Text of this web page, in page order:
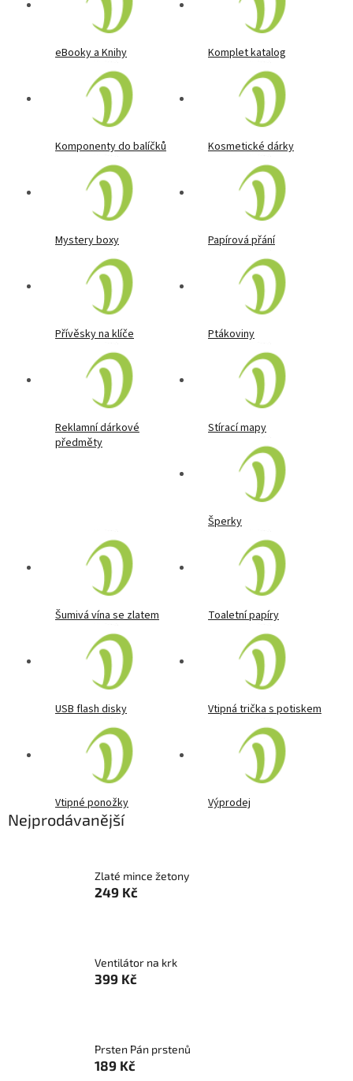
eBooky a Knihy Komplet katalog
Komponenty do balíčků Kosmetické dárky
Mystery boxy Papírová přání
Přívěsky na klíče Ptákoviny
Reklamní dárkové
předměty
Stírací mapy
Šperky
Šumivá vína se zlatem Toaletní papíry
USB flash disky Vtipná trička s potiskem
Vtipné ponožky Výprodej
Nejprodávanější
Zlaté mince žetony
249 Kč
Ventilátor na krk
399 Kč
Prsten Pán prstenů
189 Kč